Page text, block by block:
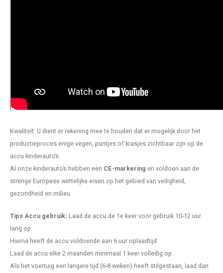
Kwaliteit: U dient er rekening mee te houden dat er mogelijk door het
productieproces enige vegen, puntjes of krasjes zichtbaar zijn op de
accu kinderauto’s.
Al onze kinderauto’s hebben een CE-markering en voldoen aan de
strenge Europese wettelijke eisen op het gebied van veiligheid,
gezondheid en milieu.
Tips Accu gebruik: Laad de accu de 1e keer voor gebruik 10-12 uur
lang op.
Hierna heeft de accu voldoende aan 6 uur oplaadtijd.
Laad de accu elke 2 maanden minimaal 1 keer volledig op.
Als het voertuig een langere tijd (6-8 weken) heeft stilgestaan, laad dan